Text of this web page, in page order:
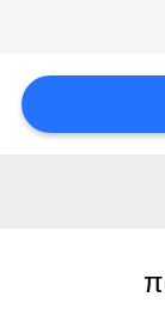
ΕΙΔΉΣΕΙΣ